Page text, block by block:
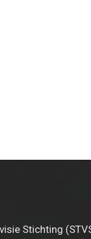
Stichting